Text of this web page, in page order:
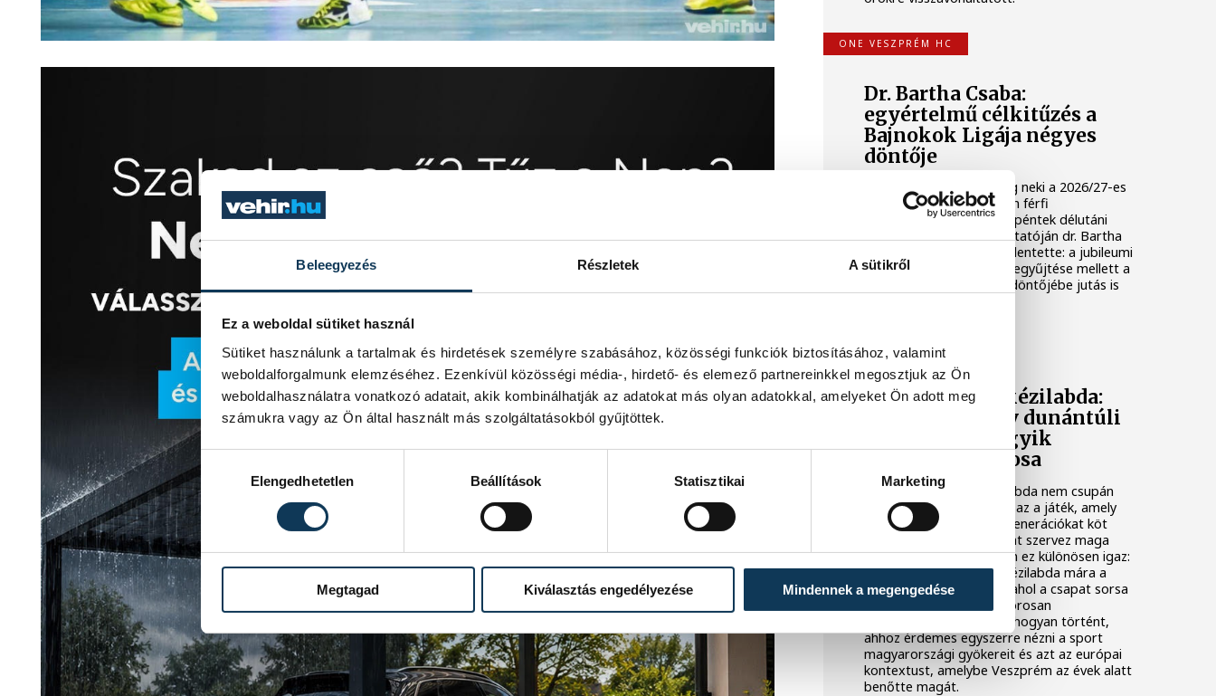
Beleegyezés Részletek A sütikről
Ez a weboldal sütiket használ
Sütiket használunk a tartalmak és hirdetések személyre szabásához, közösségi funkciók biztosításához, valamint
weboldalforgalmunk elemzéséhez. Ezenkívül közösségi média-, hirdető- és elemező partnereinkkel megosztjuk az Ön
weboldalhasználatra vonatkozó adatait, akik kombinálhatják az adatokat más olyan adatokkal, amelyeket Ön adott meg
számukra vagy az Ön által használt más szolgáltatásokból gyűjtöttek.
Elengedhetetlen
Beállítások Statisztikai Marketing
Megtagad Kiválasztás engedélyezése Mindennek a megengedése
ONE VESZPRÉM HC
Dr. Bartha Csaba:
egyértelmű célkitűzés a
Bajnokok Ligája négyes
döntője
Huszonkét játékossal vág neki a 2026/27-es
idénynek a One Veszprém férfi
kézilabdacsapata. A klub péntek délutáni
szezonnyitó sajtótájékoztatóján dr. Bartha
Csaba vezérigazgató kijelentette: a jubileumi
idényben a hazai címek begyűjtése mellett a
Bajnokok Ligája négyes döntőjébe jutás is
TÁMOGATOTT TARTALOM
Veszprém és a kézilabda:
hogyan lett egy dunántúli
város Európa egyik
kézilabdafővárosa
Magyarországon a kézilabda nem csupán
egy sport a sok közül. Ez az a játék, amely
telt arénákat tölt meg, generációkat köt
össze, és egész városokat szervez maga
köré. Veszprém esetében ez különösen igaz:
a dunántúli városban a kézilabda mára a
helyi identitás alapköve, ahol a csapat sorsa
és a közösség érzése szorosan
összefonódott. Hogy ez hogyan történt,
ahhoz érdemes egyszerre nézni a sport
magyarországi gyökereit és azt az európai
kontextust, amelybe Veszprém az évek alatt
benőtte magát.